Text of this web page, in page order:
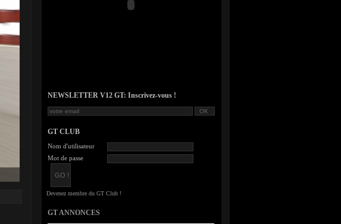
NEWSLETTER V12 GT: Inscrivez-vous !
GT CLUB
Nom d'utilisateur
Mot de passe
GT ANNONCES